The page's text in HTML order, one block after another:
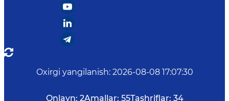
Oxirgi yangilanish: 2026-08-08 17:07:30
Onlayn: 2Amallar: 55Tashriflar: 34